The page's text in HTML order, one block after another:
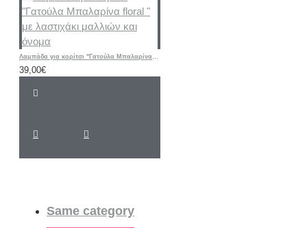
Λαμπάδα για κορίτσι "Γατούλα Μπαλαρίνα floral " με λαστιχάκι μαλλιών και όνομα
39,00€
Same category